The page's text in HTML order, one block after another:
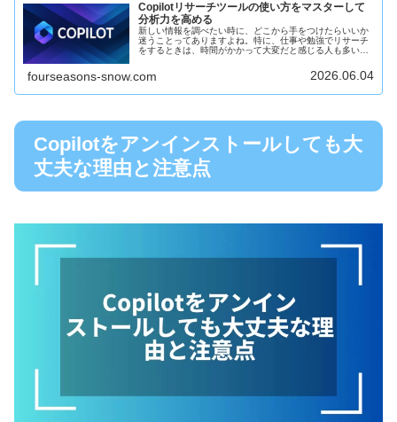
Copilotリサーチツールの使い方をマスターして
分析力を高める
新しい情報を調べたい時に、どこから手をつけたらいいか
迷うことってありますよね。特に、仕事や勉強でリサーチ
をするときは、時間がかかって大変だと感じる人も多いと
fourseasons-snow.com 2026.06.04
Copilotをアンインストールしても大
丈夫な理由と注意点